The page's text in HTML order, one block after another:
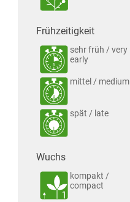
Frühzeitigkeit
sehr früh / very
early
mittel / medium
spät / late
Wuchs
kompakt /
compact